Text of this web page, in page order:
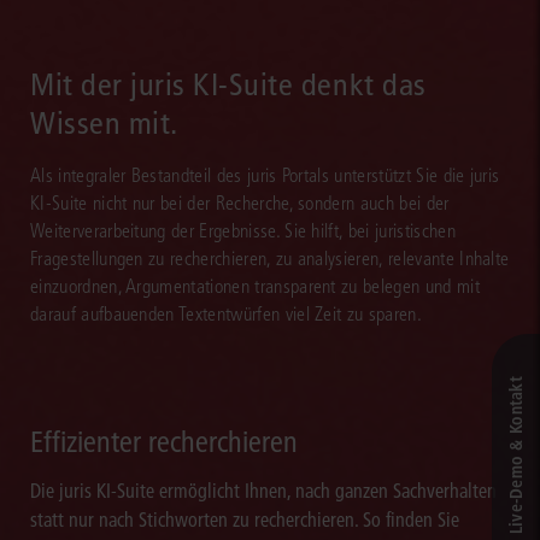
schneller aktuell.
Mit der juris KI-Suite denkt das
Wissen mit.
Als integraler Bestandteil des juris Portals unterstützt Sie die juris
KI-Suite nicht nur bei der Recherche, sondern auch bei der
Weiterverarbeitung der Ergebnisse. Sie hilft, bei juristischen
Fragestellungen zu recherchieren, zu analysieren, relevante Inhalte
einzuordnen, Argumentationen transparent zu belegen und mit
darauf aufbauenden Textentwürfen viel Zeit zu sparen.
Effizienter recherchieren
Die juris KI-Suite ermöglicht Ihnen, nach ganzen Sachverhalten
statt nur nach Stichworten zu recherchieren. So finden Sie
Live‑Demo & Kontakt